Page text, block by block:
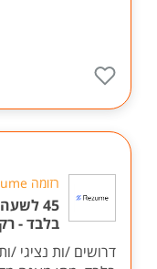
רזומה Rezume כח אדם והשמה
45
בלבד -
דרושים /ות נציגי /